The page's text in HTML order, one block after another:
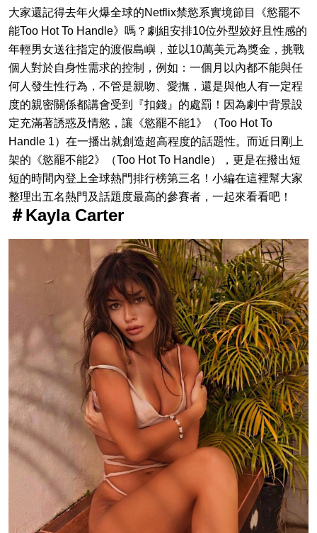
大家還記得去年火爆全球的Netflix禁慾系實境節目《慾罷不
能Too Hot To Handle》嗎？劇組安排10位外型姣好且性感的
年輕男女送往指定的渡假島嶼，並以10萬美元為獎金，挑戰
個人對於自身性需求的控制，例如：一個月以內都不能與任
何人發生性行為，不管是親吻、愛撫，還是與他人有一定程
度的親密關係都講會受到『扣錢』的處罰！因為劇中背景設
定充滿著誘惑及情慾，讓《慾罷不能1》（Too Hot To
Handle 1）在一播出就創造超高程度的話題性。而近日剛上
架的《慾罷不能2》（Too Hot To Handle），更是在撥出短
短的時間內登上全球熱門排行榜第三名！小編在這裡幫大家
整理出五名熱門及話題度最高的參賽者，一起來看看吧！
＃Kayla Carter